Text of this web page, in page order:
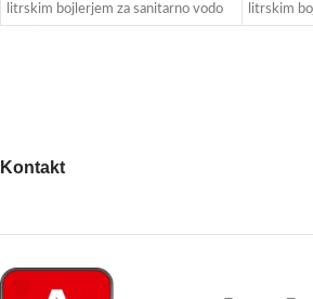
litrskim bojlerjem za sanitarno vodo
🚿. Namenjena je 1-faznim sistemom
sodoben dizajn, primeren za
litrskim
🚿.
Kontakt